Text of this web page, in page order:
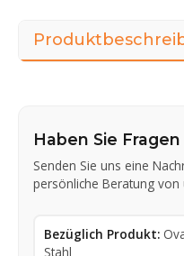
Haben Sie
Senden Sie uns eine
persönliche Beratung von
Bezüglich Produkt:
Stahl